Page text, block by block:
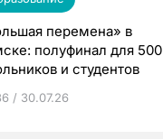
перемена» в
полуфинал для 500
и студентов
/ 30.07.26